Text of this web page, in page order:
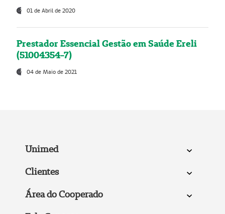
01 de Abril de 2020
Prestador Essencial Gestão em Saúde Ereli
(51004354-7)
04 de Maio de 2021
Unimed
Clientes
Área do Cooperado